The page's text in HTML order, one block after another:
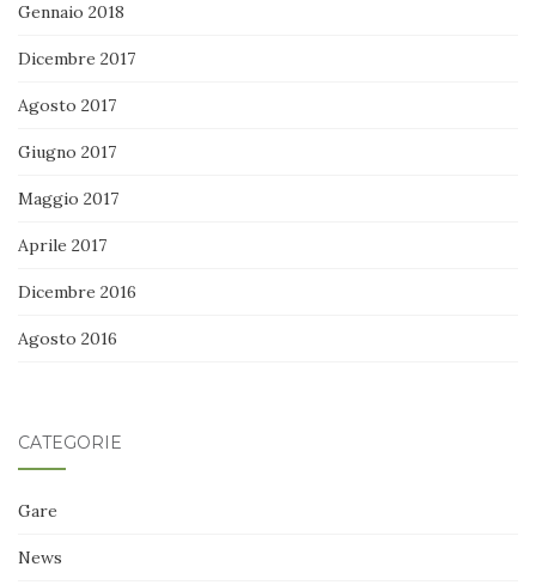
Gennaio 2018
Dicembre 2017
Agosto 2017
Giugno 2017
Maggio 2017
Aprile 2017
Dicembre 2016
Agosto 2016
CATEGORIE
Gare
News